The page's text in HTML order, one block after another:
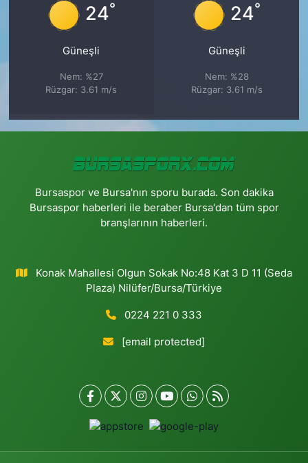
24°
Güneşli
Nem: %27
Rüzgar: 3.61 m/s
24°
Güneşli
Nem: %28
Rüzgar: 3.61 m/s
Bursaspor ve Bursa'nın sporu burada. Son dakika
Bursaspor haberleri ile beraber Bursa'dan tüm spor
branşlarının haberleri.
Konak Mahallesi Olgun Sokak No:48 Kat 3 D 11 (Seda
Plaza) Nilüfer/Bursa/Türkiye
0224 221 0 333
[email protected]